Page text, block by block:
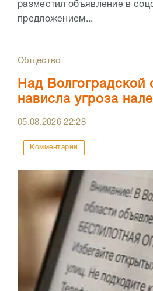
разместил объявление в
предложением...
Общество
Над Волгоградской
нависла угроза
05.08.202622:28
Комментарии